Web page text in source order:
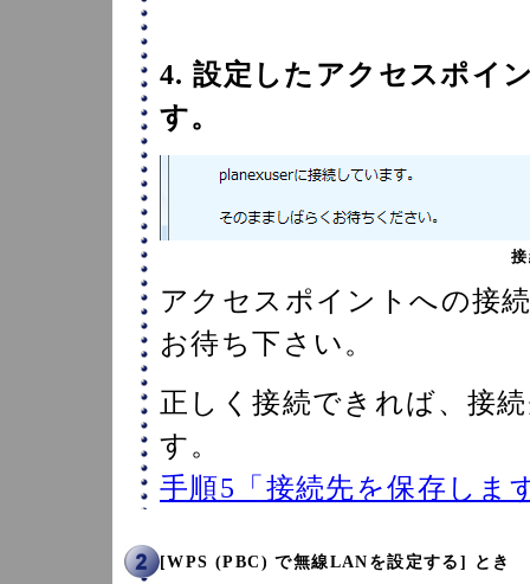
4. 設定したアクセスポイ
す。
アクセスポイントへの接
お待ち下さい。
正しく接続できれば、接
す。
手順5「接続先を保存しま
[WPS (PBC) で無線LANを設定する] とき